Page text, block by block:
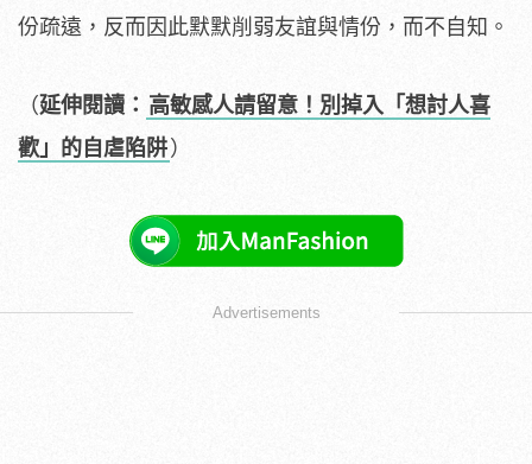
份疏遠，反而因此默默削弱友誼與情份，而不自知。
（延伸閱讀： 高敏感人請留意！別掉入「想討人喜
歡」的自虐陷阱 ）
Advertisements